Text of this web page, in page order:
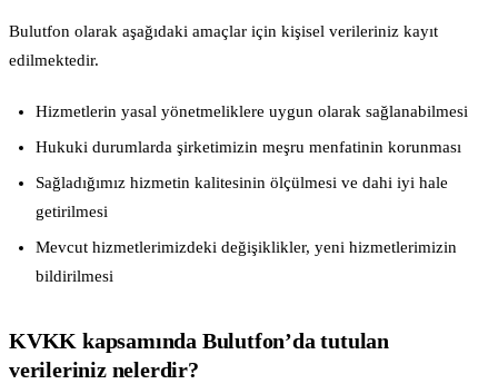
Bulutfon olarak aşağıdaki amaçlar için kişisel verileriniz kayıt
edilmektedir.
Hizmetlerin yasal yönetmeliklere uygun olarak sağlanabilmesi
Hukuki durumlarda şirketimizin meşru menfatinin korunması
Sağladığımız hizmetin kalitesinin ölçülmesi ve dahi iyi hale
getirilmesi
Mevcut hizmetlerimizdeki değişiklikler, yeni hizmetlerimizin
bildirilmesi
KVKK kapsamında Bulutfon’da tutulan
verileriniz nelerdir?